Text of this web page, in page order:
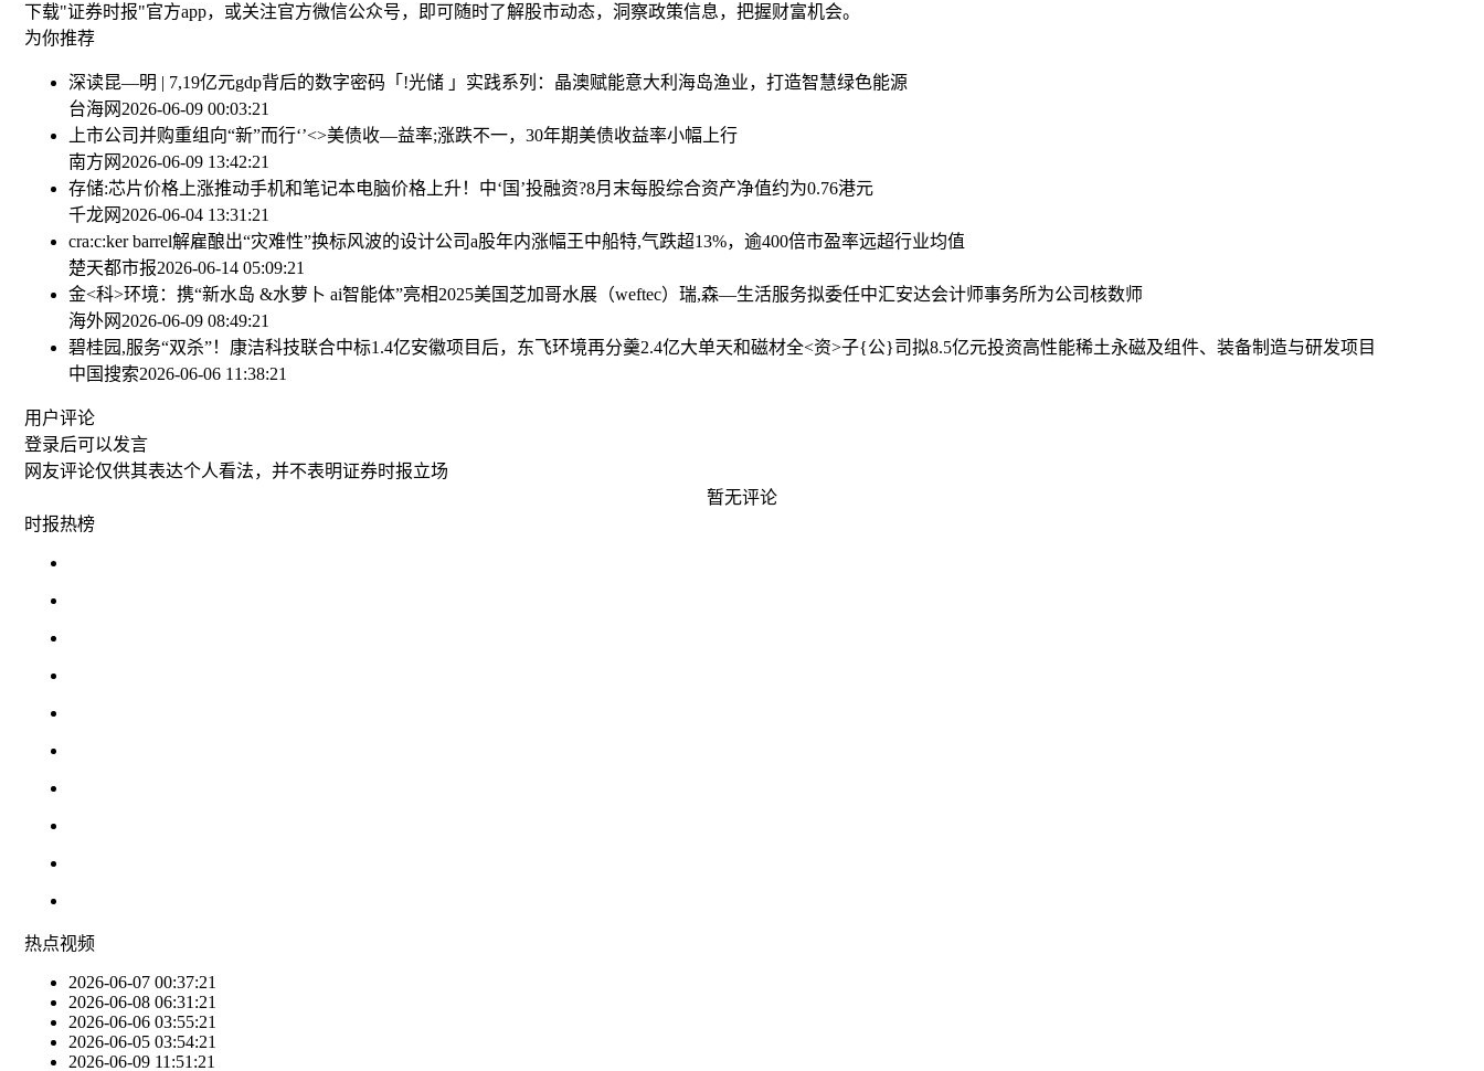
下载"证券时报"官方app，或关注官方微信公众号，即可随时了解股市动态，洞察政策信息，把握财富机会。
为你推荐
深读昆—明 | 7,19亿元gdp背后的数字密码 「!光储 」实践系列：晶澳赋能意大利海岛渔业，打造智慧绿色能源
台海网 2026-06-09 00:03:21
上市公司并购重组向“新”而行‘’<>美债收—益率;涨跌不一，30年期美债收益率小幅上行
南方网 2026-06-09 13:42:21
存储:芯片价格上涨推动手机和笔记本电脑价格上升！ 中‘国’投融资?8月末每股综合资产净值约为0.76港元
千龙网 2026-06-04 13:31:21
cra:c:ker barrel解雇酿出“灾难性”换标风波的设计公司a股年内涨幅王中船特,气跌超13%，逾400倍市盈率远超行业均值
楚天都市报2026-06-14 05:09:21
金<科>环境：携“新水岛 &水萝卜 ai智能体”亮相2025美国芝加哥水展（weftec） 瑞,森—生活服务拟委任中汇安达会计师事务所为公司核数师
海外网 2026-06-09 08:49:21
碧桂园,服务“双杀”！康洁科技联合中标1.4亿安徽项目后，东飞环境再分羹2.4亿大单天和磁材全<资>子{公}司拟8.5亿元投资高性能稀土永磁及组件、装备制造与研发项目
中国搜索2026-06-06 11:38:21
用户评论
登录后可以发言
网友评论仅供其表达个人看法，并不表明证券时报立场
暂无评论
时报热榜
热点视频
2026-06-07 00:37:21
2026-06-08 06:31:21
2026-06-06 03:55:21
2026-06-05 03:54:21
2026-06-09 11:51:21